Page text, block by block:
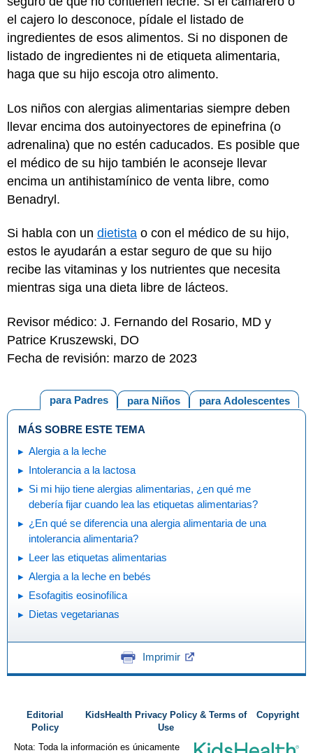
el cajero lo desconoce, pídale el listado de
ingredientes de esos alimentos. Si no disponen de
listado de ingredientes ni de etiqueta alimentaria,
haga que su hijo escoja otro alimento.
Los niños con alergias alimentarias siempre deben
llevar encima dos autoinyectores de epinefrina (o
adrenalina) que no estén caducados. Es posible que
el médico de su hijo también le aconseje llevar
encima un antihistamínico de venta libre, como
Benadryl.
Si habla con un dietista o con el médico de su hijo,
estos le ayudarán a estar seguro de que su hijo
recibe las vitaminas y los nutrientes que necesita
mientras siga una dieta libre de lácteos.
Revisor médico: J. Fernando del Rosario, MD y
Patrice Kruszewski, DO
Fecha de revisión: marzo de 2023
para Adolescentes
para Niños
para Padres
MÁS SOBRE ESTE TEMA
Alergia a la leche
Intolerancia a la lactosa
Si mi hijo tiene alergias alimentarias, ¿en qué me
debería fijar cuando lea las etiquetas alimentarias?
¿En qué se diferencia una alergia alimentaria de una
intolerancia alimentaria?
Leer las etiquetas alimentarias
Alergia a la leche en bebés
Esofagitis eosinofílica
Dietas vegetarianas
Imprimir
Editorial
Policy
KidsHealth Privacy Policy & Terms of
Use
Copyright
Nota: Toda la información es únicamente